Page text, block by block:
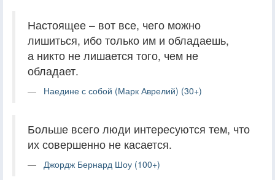
Настоящее – вот все, чего можно
лишиться, ибо только им и обладаешь,
а никто не лишается того, чем не
обладает.
Наедине с собой (Марк Аврелий) (30+)
Больше всего люди интересуются тем, что
их совершенно не касается.
Джордж Бернард Шоу (100+)